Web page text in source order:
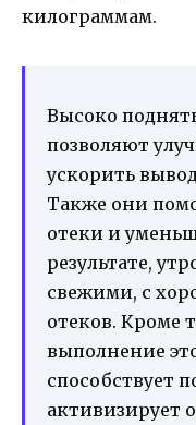
килограммам.
Высоко
позволяют
ускорить
Также они
отеки и
результате,
свежими, с
отеков. Кроме
выполнение
способствует
активизирует